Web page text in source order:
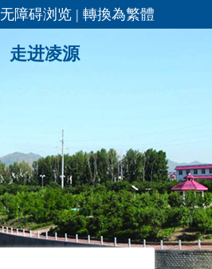
无障碍浏览 | 轉換為繁體
走进凌源